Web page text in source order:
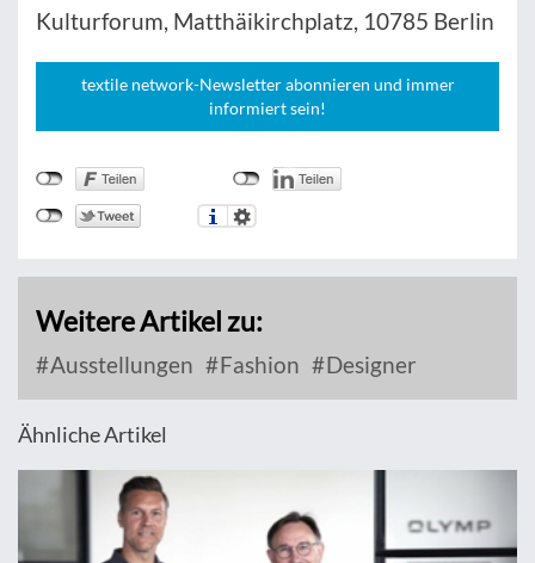
Kulturforum, Matthäikirchplatz, 10785 Berlin
textile network-Newsletter abonnieren und immer
informiert sein!
Weitere Artikel zu:
Ausstellungen Fashion Designer
Ähnliche Artikel